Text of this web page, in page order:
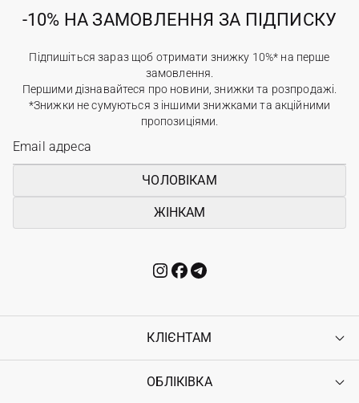
-10% НА ЗАМОВЛЕННЯ ЗА ПІДПИСКУ
Підпишіться зараз щоб отримати знижку 10%* на перше
замовлення.
Першими дізнавайтеся про новини, знижки та розпродажі.
*Знижки не сумуються з іншими знижками та акційними
пропозиціями.
ЧОЛОВІКАМ
ЖІНКАМ
КЛІЄНТАМ
Контакти
ОБЛІКІВКА